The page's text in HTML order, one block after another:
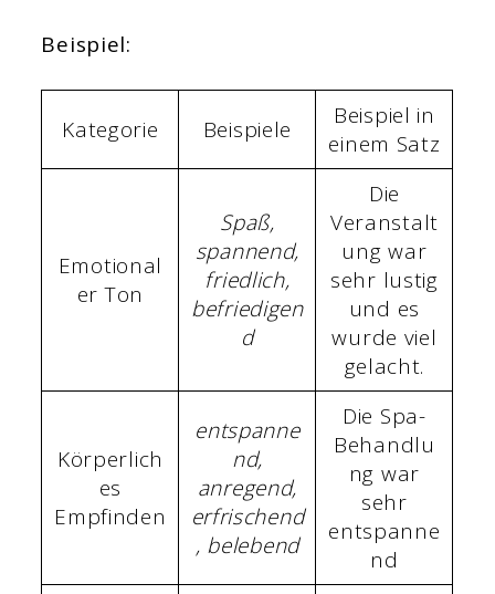
Beispiel:
Kategorie Beispiele
Beispiel in
einem Satz
Emotional
er Ton
Spaß,
spannend,
friedlich,
befriedigen
d
Die
Veranstalt
ung war
sehr lustig
und es
wurde viel
gelacht.
Körperlich
es
Empfinden
entspanne
nd,
anregend,
erfrischend
, belebend
Die Spa-
Behandlu
ng war
sehr
entspanne
nd